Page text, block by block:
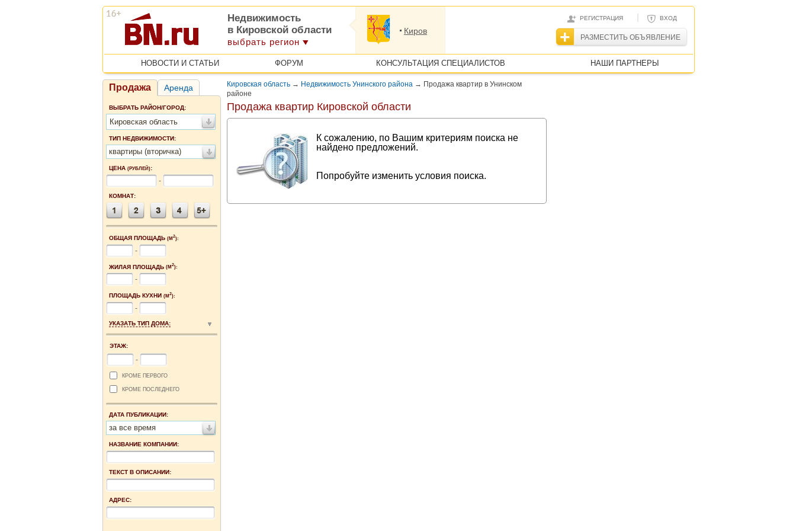
РЕГИСТРАЦИЯ | ВХОД
РАЗМЕСТИТЬ ОБЪЯВЛЕНИЕ
Недвижимость
в Кировской области
выбрать регион
Киров
НОВОСТИ И СТАТЬИ ФОРУМ КОНСУЛЬТАЦИЯ СПЕЦИАЛИСТОВ НАШИ ПАРТНЕРЫ
Продажа Аренда
ВЫБРАТЬ РАЙОН/ГОРОД:
Кировская область
ТИП НЕДВИЖИМОСТИ:
квартиры (вторичка)
ЦЕНА (РУБЛЕЙ):
-
КОМНАТ:
ОБЩАЯ ПЛОЩАДЬ (М2):
-
ЖИЛАЯ ПЛОЩАДЬ (М2):
-
ПЛОЩАДЬ КУХНИ (М2):
-
УКАЗАТЬ ТИП ДОМА:
ЭТАЖ:
-
КРОМЕ ПЕРВОГО
КРОМЕ ПОСЛЕДНЕГО
ДАТА ПУБЛИКАЦИИ:
за все время
НАЗВАНИЕ КОМПАНИИ:
ТЕКСТ В ОПИСАНИИ:
АДРЕС:
Кировская область → Недвижимость Унинского района → Продажа квартир в Унинском
районе
Продажа квартир Кировской области
К сожалению, по Вашим критериям поиска не
найдено предложений.
Попробуйте изменить условия поиска.